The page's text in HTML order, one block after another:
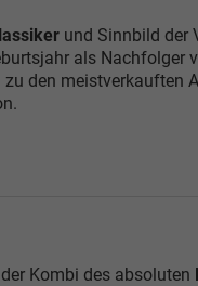
und Sinnbild der
als Nachfolger
den meistverkauften
Kombi des absoluten